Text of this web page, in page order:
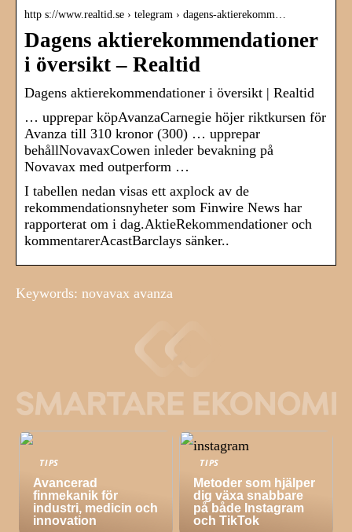
http s://www.realtid.se › telegram › dagens-aktierekomm…
Dagens aktierekommendationer
i översikt – Realtid
Dagens aktierekommendationer i översikt | Realtid
… upprepar köpAvanzaCarnegie höjer riktkursen för
Avanza till 310 kronor (300) … upprepar
behållNovavaxCowen inleder bevakning på
Novavax med outperform …
I tabellen nedan visas ett axplock av de
rekommendationsnyheter som Finwire News har
rapporterat om i dag.AktieRekommendationer och
kommentarerAcastBarclays sänker..
Keywords: novavax avanza
TIPS
Avancerad
finmekanik för
industri, medicin och
innovation
TIPS
Metoder som hjälper
dig växa snabbare
på både Instagram
och TikTok
TIPS